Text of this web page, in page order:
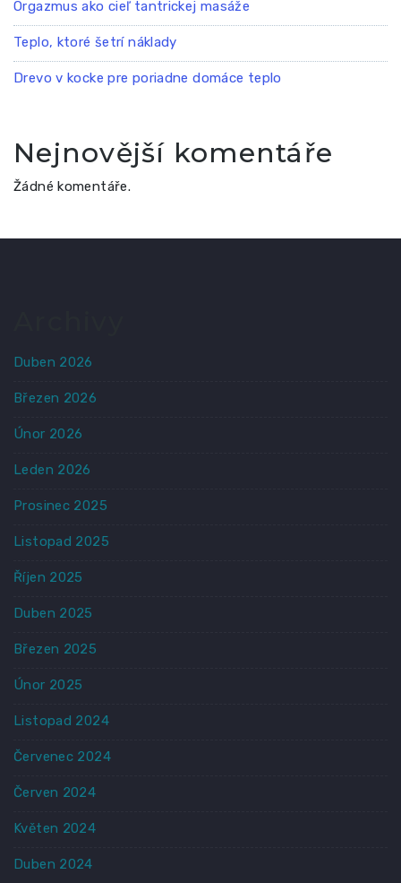
Orgazmus ako cieľ tantrickej masáže
Teplo, ktoré šetrí náklady
Drevo v kocke pre poriadne domáce teplo
Nejnovější komentáře
Žádné komentáře.
Duben 2026
Březen 2026
Únor 2026
Leden 2026
Prosinec 2025
Listopad 2025
Říjen 2025
Duben 2025
Březen 2025
Únor 2025
Listopad 2024
Červenec 2024
Červen 2024
Květen 2024
Duben 2024